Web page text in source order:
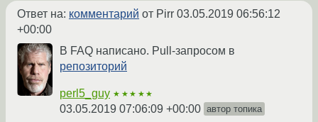
Ответ на: комментарий от Pirr 03.05.2019 06:56:12
+00:00
В FAQ написано. Pull-запросом в
репозиторий
perl5_guy ★★★★★
03.05.2019 07:06:09 +00:00 автор топика